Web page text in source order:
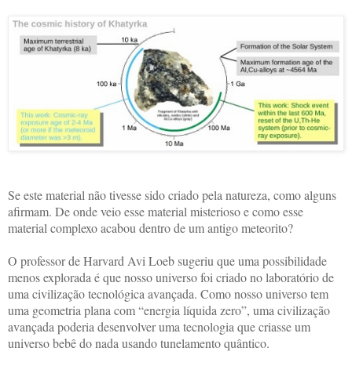
Se este material não tivesse sido criado pela natureza, como alguns
afirmam. De onde veio esse material misterioso e como esse
material complexo acabou dentro de um antigo meteorito?
O professor de Harvard Avi Loeb sugeriu que uma possibilidade
menos explorada é que nosso universo foi criado no laboratório de
uma civilização tecnológica avançada. Como nosso universo tem
uma geometria plana com “energia líquida zero”, uma civilização
avançada poderia desenvolver uma tecnologia que criasse um
universo bebê do nada usando tunelamento quântico.